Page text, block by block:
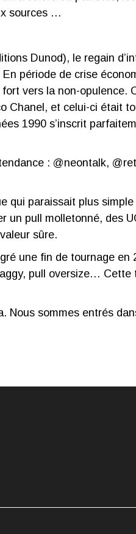
sources …
Dunod), le regain
période de crise
vers la non-opulence.
Chanel, et celui-ci était
1990 s’inscrit
: @neontalk,
qui paraissait plus simple
un pull molletonné, des
sûre.
une fin de tournage en
pull oversize… Cette
Nous sommes entrés